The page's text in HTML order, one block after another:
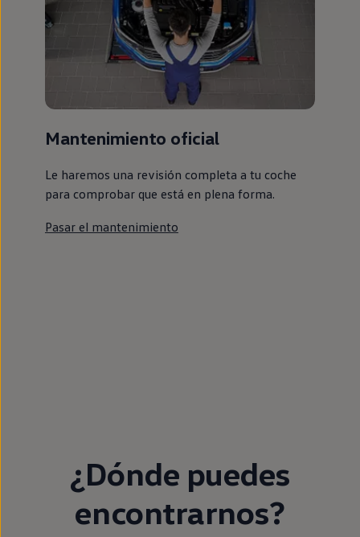
Mantenimiento oficial
Le haremos una revisión completa a tu coche
para comprobar que está en plena forma.
Pasar el mantenimiento
¿Dónde puedes
encontrarnos?